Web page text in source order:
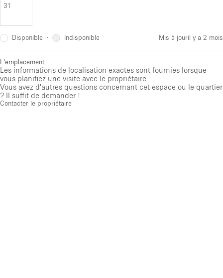
31
Disponible · Indisponible Mis à jouril y a 2 mois
L'emplacement
Les informations de localisation exactes sont fournies lorsque
vous planifiez une visite avec le propriétaire.
Vous avez d'autres questions concernant cet espace ou le quartier
? Il suffit de demander !
Contacter le propriétaire